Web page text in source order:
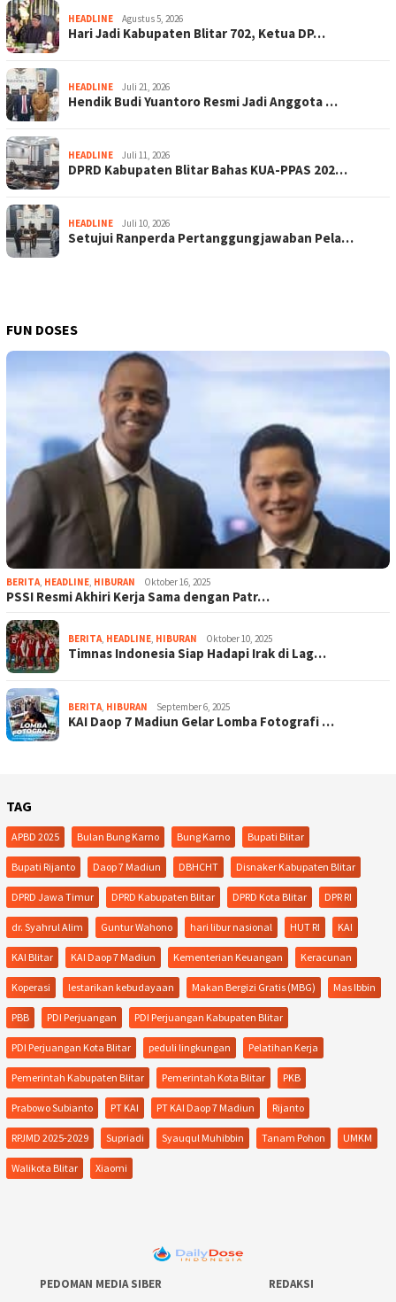
HEADLINE Agustus 5, 2026
Hari Jadi Kabupaten Blitar 702, Ketua DP…
HEADLINE Juli 21, 2026
Hendik Budi Yuantoro Resmi Jadi Anggota …
HEADLINE Juli 11, 2026
DPRD Kabupaten Blitar Bahas KUA-PPAS 202…
HEADLINE Juli 10, 2026
Setujui Ranperda Pertanggungjawaban Pela…
FUN DOSES
BERITA, HEADLINE, HIBURAN Oktober 16, 2025
PSSI Resmi Akhiri Kerja Sama dengan Patr…
BERITA, HEADLINE, HIBURAN Oktober 10, 2025
Timnas Indonesia Siap Hadapi Irak di Lag…
BERITA, HIBURAN September 6, 2025
KAI Daop 7 Madiun Gelar Lomba Fotografi …
TAG
APBD 2025 Bulan Bung Karno Bung Karno Bupati Blitar
Bupati Rijanto Daop 7 Madiun DBHCHT Disnaker Kabupaten Blitar
DPRD Jawa Timur DPRD Kabupaten Blitar DPRD Kota Blitar DPR RI
dr. Syahrul Alim Guntur Wahono hari libur nasional HUT RI KAI
KAI Blitar KAI Daop 7 Madiun Kementerian Keuangan Keracunan
Koperasi lestarikan kebudayaan Makan Bergizi Gratis (MBG) Mas Ibbin
PBB PDI Perjuangan PDI Perjuangan Kabupaten Blitar
PDI Perjuangan Kota Blitar peduli lingkungan Pelatihan Kerja
Pemerintah Kabupaten Blitar Pemerintah Kota Blitar PKB
Prabowo Subianto PT KAI PT KAI Daop 7 Madiun Rijanto
RPJMD 2025-2029 Supriadi Syauqul Muhibbin Tanam Pohon UMKM
Walikota Blitar Xiaomi
PEDOMAN MEDIA SIBER
REDAKSI